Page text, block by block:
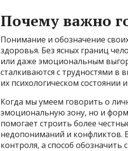
Почему важно
Понимание и обозначение
здоровья. Без ясных границ
или даже эмоциональным
сталкиваются с трудностями в
их психологическом состоянии
Когда мы умеем говорить о
эмоциональную зону, но и
помогает строить более
недопониманий и конфликтов.
контроля, а способ обозначить